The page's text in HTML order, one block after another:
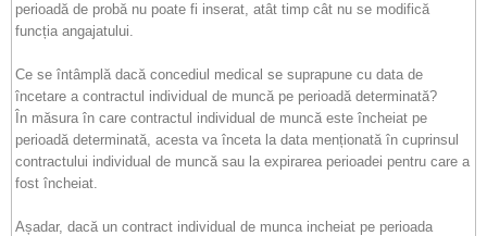
perioadă de probă nu poate fi inserat, atât timp cât nu se modifică
funcția angajatului.
Ce se întâmplă dacă concediul medical se suprapune cu data de
încetare a contractul individual de muncă pe perioadă determinată?
În măsura în care contractul individual de muncă este încheiat pe
perioadă determinată, acesta va înceta la data menționată în cuprinsul
contractului individual de muncă sau la expirarea perioadei pentru care a
fost încheiat.
Așadar, dacă un contract individual de munca incheiat pe perioada